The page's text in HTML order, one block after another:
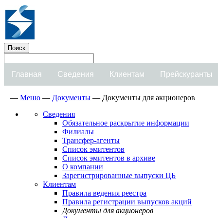
Главная Сведения Клиентам Прейскуранты
— Меню — Документы — Документы для акционеров
Сведения
Обязательное раскрытие информации
Филиалы
Трансфер-агенты
Список эмитентов
Список эмитентов в архиве
О компании
Зарегистрированные выпуски ЦБ
Клиентам
Правила ведения реестра
Правила регистрации выпусков акций
Документы для акционеров